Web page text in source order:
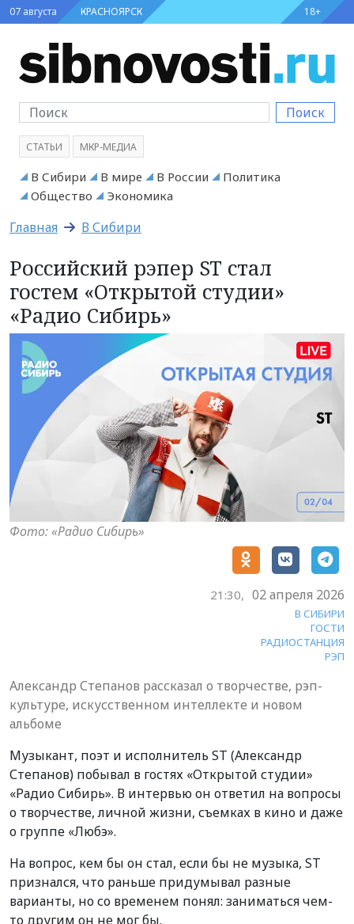
07 августа КРАСНОЯРСК 18+
Поиск
СТАТЬИ МКР-МЕДИА
В Сибири В мире В России
Политика
Общество
Экономика
Главная В Сибири
Российский рэпер ST стал
гостем «Открытой студии»
«Радио Сибирь»
Фото: «Радио Сибирь»
21:30, 02 апреля 2026
В СИБИРИ
ГОСТИ
РАДИОСТАНЦИЯ
РЭП
Александр Степанов рассказал о творчестве, рэп-
культуре, искусственном интеллекте и новом
альбоме
Музыкант, поэт и исполнитель ST (Александр
Степанов) побывал в гостях «Открытой студии»
«Радио Сибирь». В интервью он ответил на вопросы
о творчестве, личной жизни, съемках в кино и даже
о группе «Любэ».
На вопрос, кем бы он стал, если бы не музыка, ST
признался, что раньше придумывал разные
варианты, но со временем понял: заниматься чем-
то другим он не мог бы.